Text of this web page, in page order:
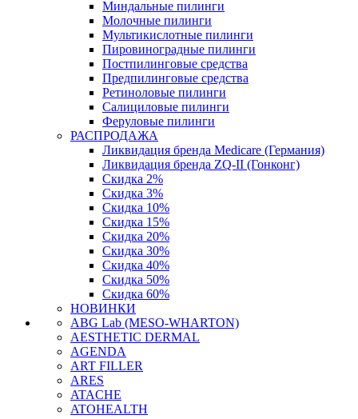
Миндальные пилинги
Молочные пилинги
Мультикислотные пилинги
Пировиноградные пилинги
Постпилинговые средства
Предпилинговые средства
Ретиноловые пилинги
Салициловые пилинги
Феруловые пилинги
РАСПРОДАЖА
Ликвидация бренда Medicare (Германия)
Ликвидация бренда ZQ-II (Гонконг)
Скидка 2%
Скидка 3%
Скидка 10%
Скидка 15%
Скидка 20%
Скидка 30%
Скидка 40%
Скидка 50%
Скидка 60%
НОВИНКИ
ABG Lab (MESO-WHARTON)
AESTHETIC DERMAL
AGENDA
ART FILLER
ARES
ATACHE
ATOHEALTH